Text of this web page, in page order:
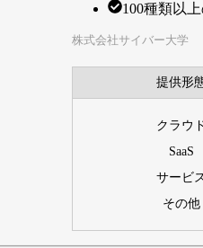
100種類以
株式会社サイバー大学
提供形
クラウ
SaaS
サービ
その他